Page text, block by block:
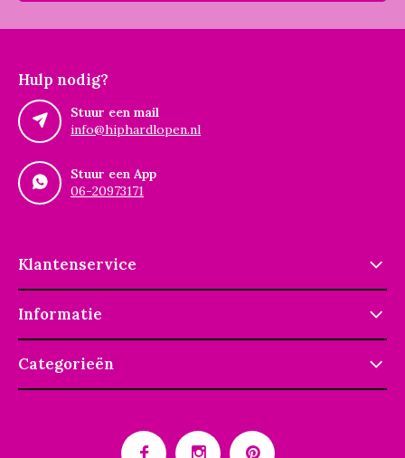
Hulp nodig?
Stuur een mail
info@hiphardlopen.nl
Stuur een App
06-20973171
Klantenservice
Informatie
Categorieën